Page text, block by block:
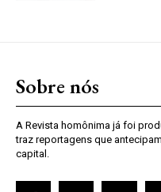
Sobre nós
A Revista homônima já foi
traz reportagens que
capital.